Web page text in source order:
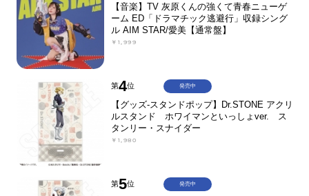
【音楽】TV 灰原くんの強くて青春ニューゲ
ーム ED「ドラマチック逃避行」収録シング
ル AIM STAR/愛美【通常盤】
￥1,999
第4位
【グッズ-スタンドポップ】Dr.STONE アクリ
ルスタンド ホワイマンといっしょver. ス
タンリー・スナイダー
￥1,980
発売中
第5位 発売中